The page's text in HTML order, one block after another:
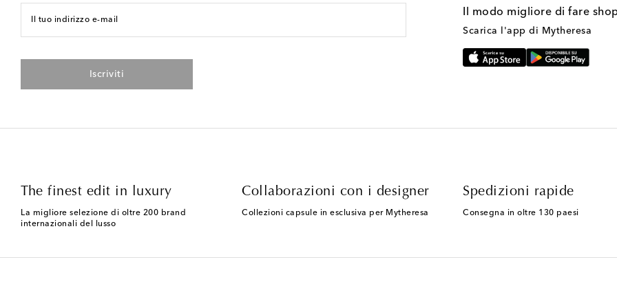
Il tuo indirizzo e-mail
Iscriviti
Il modo migliore di fare
Scarica l'app di Mytheresa
The finest edit in luxury
La migliore selezione di oltre 200 brand
internazionali del lusso
Collaborazioni con i designer
Collezioni capsule in esclusiva per Mytheresa
Spedizioni rapide
Consegna in oltre 130 paesi